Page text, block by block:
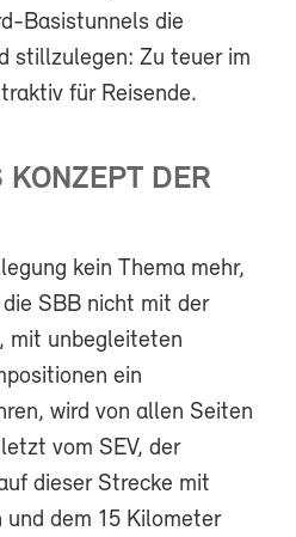
Basistunnels die
stillzulegen: Zu teuer im
für Reisende.
KONZEPT DER
kein Thema mehr,
SBB nicht mit der
mit unbegleiteten
ein
wird von allen Seiten
vom SEV, der
dieser Strecke mit
dem 15 Kilometer